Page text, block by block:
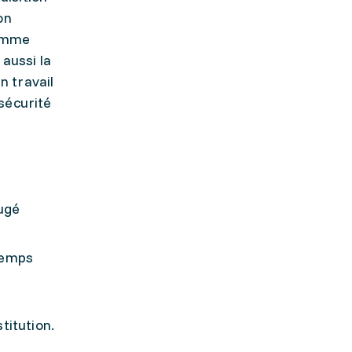
la
travail